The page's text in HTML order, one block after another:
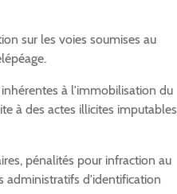
sur les voies soumises au
à l'immobilisation du
à des actes illicites imputables
pénalités pour infraction au
administratifs d'identification